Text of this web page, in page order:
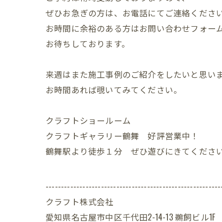
ぜひお急ぎの方は、お電話にてご連絡くださ
お時間に余裕のある方はお問い合わせフォー
お待ちしております。
来週はまた施工事例のご紹介をしたいと思いま
お時間あれば覗いてみてください。
クラフトショールーム
クラフトギャラリー鶴舞 好評営業中！
鶴舞駅より徒歩１分 ぜひ遊びにきてください
クラフト株式会社
愛知県名古屋市中区千代田2-14-13 鵜飼ビル1F